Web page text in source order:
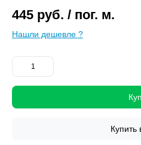
445 руб. / пог. м.
Нашли дешевле ?
Купить